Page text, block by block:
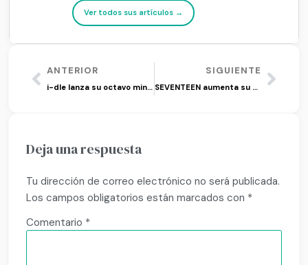
Ver todos sus artículos →
ANTERIOR
i-dle lanza su octavo mini álbum ‘We are’
SIGUIENTE
SEVENTEEN aumenta su brillo en 10 años de carrera
Deja una respuesta
Tu dirección de correo electrónico no será publicada.
Los campos obligatorios están marcados con *
Comentario *